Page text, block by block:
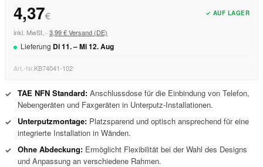
4,37€ ✓ AUF LAGER
inkl. MwSt. · 3,99 € Versand (DE)
Lieferung Di11. –Mi12.Aug
Art.-Nr.KB74041-102
✓ TAE NFN Standard: Anschlussdose für die Einbindung von Telefon,
Nebengeräten und Faxgeräten in Unterputz-Installationen.
✓
Unterputzmontage: Platzsparend und optisch ansprechend für eine
integrierte Installation in Wänden.
✓ Ohne Abdeckung: Ermöglicht Flexibilität bei der Wahl des Designs
und Anpassung an verschiedene Rahmen.